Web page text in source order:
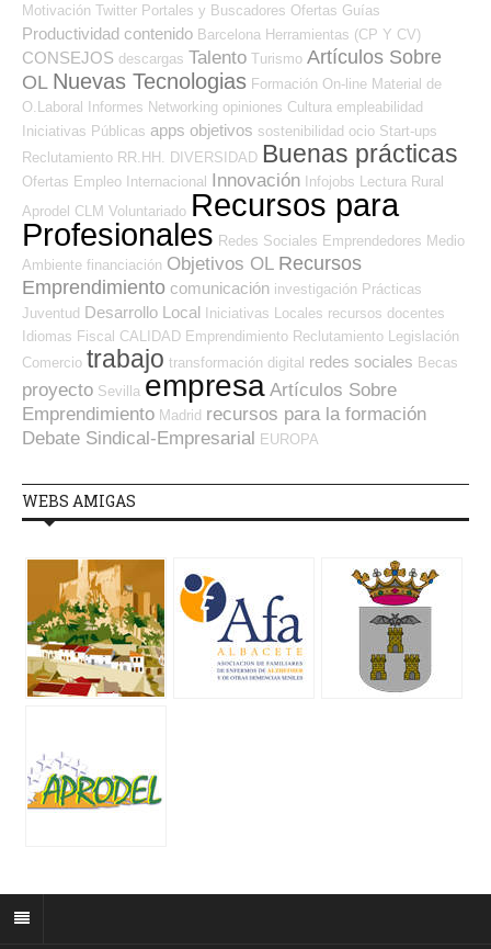
Motivación Twitter Portales y Buscadores Ofertas Guías
Productividad contenido Barcelona Herramientas (CP Y CV)
CONSEJOS descargas Talento Turismo Artículos Sobre
OL Nuevas Tecnologias Formación On-line Material de
O.Laboral
Informes Networking opiniones Cultura empleabilidad
Iniciativas Públicas apps objetivos sostenibilidad ocio Start-ups
Reclutamiento RR.HH. DIVERSIDAD Buenas prácticas
Ofertas Empleo Internacional Innovación Infojobs Lectura Rural
Aprodel CLM Voluntariado Recursos para
Profesionales Redes Sociales Emprendedores Medio
Ambiente financiación Objetivos OL Recursos
Emprendimiento comunicación investigación Prácticas
Juventud Desarrollo Local Iniciativas Locales recursos docentes
Idiomas Fiscal CALIDAD Emprendimiento Reclutamiento Legislación
Comercio trabajo transformación digital redes sociales Becas
proyecto Sevilla empresa Artículos Sobre
Emprendimiento Madrid recursos para la formación
Debate Sindical-Empresarial EUROPA
WEBS AMIGAS